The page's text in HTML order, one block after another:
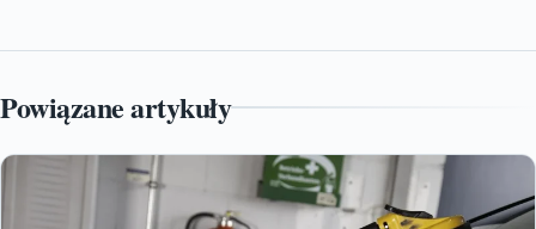
Powiązane artykuły